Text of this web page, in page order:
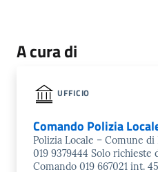
A cura di
UFFICIO
Comando Polizia
Polizia Locale – Comune
019 9379444 Solo
Comando 019 667021 int.